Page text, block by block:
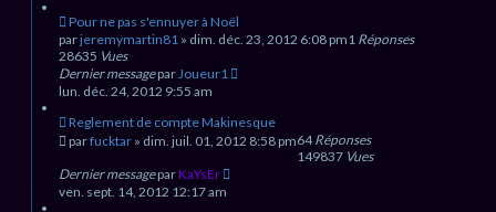
Pour ne pas s'ennuyer à Noël
parjeremymartin81 » dim. déc. 23, 2012 6:08 pm1 Réponses
28635 Vues
Dernier messagepar Joueur1
lun. déc. 24, 2012 9:55 am
Reglement de compte Makinesque
parfucktar » dim. juil. 01, 2012 8:58 pm64Réponses
149837 Vues
Dernier messageparKaYsEr
ven. sept. 14, 2012 12:17 am